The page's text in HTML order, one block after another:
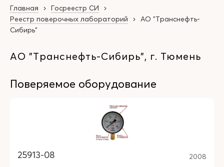
Главная
Госреестр СИ
Реестр поверочных лабораторий
АО "Транснефть-
Сибирь"
АО "Транснефть-Сибирь", г. Тюмень
Поверяемое оборудование
25913-08 2008